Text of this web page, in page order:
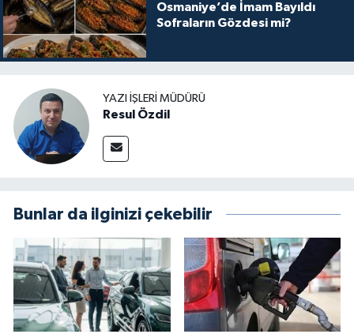
Osmaniye’de İmam Bayıldı
Sofraların Gözdesi mi?
YAZI İŞLERI MÜDÜRÜ
Resul Özdil
Bunlar da ilginizi çekebilir